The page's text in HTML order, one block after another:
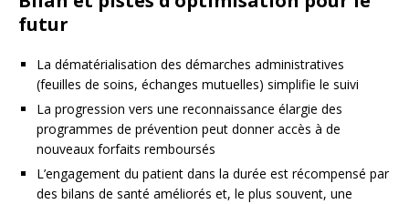
futur
La dématérialisation des démarches administratives
(feuilles de soins, échanges mutuelles) simplifie le suivi
La progression vers une reconnaissance élargie des
programmes de prévention peut donner accès à de
nouveaux forfaits remboursés
L’engagement du patient dans la durée est récompensé par
des bilans de santé améliorés et, le plus souvent, une